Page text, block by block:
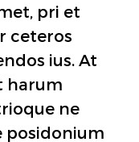
pri et
ceteros
ius. At
harum
ne
posidonium